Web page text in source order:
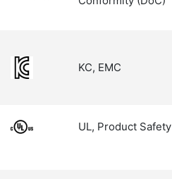
KC, EMC
UL, Product Safety